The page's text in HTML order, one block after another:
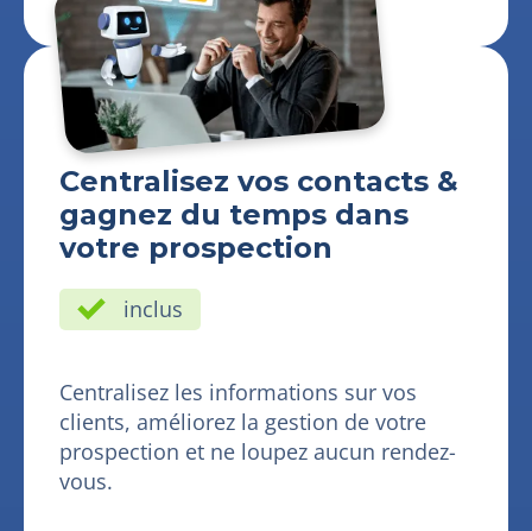
Centralisez vos contacts &
gagnez du temps dans
votre prospection
inclus
Centralisez les informations sur vos
clients, améliorez la gestion de votre
prospection et ne loupez aucun rendez-
vous.